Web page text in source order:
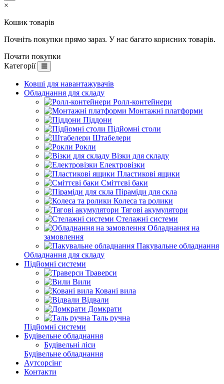
×
Кошик товарів
Почніть покупки прямо зараз. У нас багато корисних товарів.
Почати покупки
Категорії
Ковші для навантажувачів
Обладнання для складу
Ролл-контейнери
Монтажні платформи
Піддони
Підйомні столи
Штабелери
Рокли
Візки для складу
Електровізки
Пластикові ящики
Сміттєві баки
Піраміди для скла
Колеса та ролики
Тягові акумулятори
Стелажні системи
Обладнання на
замовлення
Пакувальне обладнання
Обладнання для складу
Підйомні системи
Траверси
Вили
Ковані вила
Відвали
Домкрати
Таль ручна
Підйомні системи
Будівельне обладнання
Будівельні ліси
Будівельне обладнання
Аутсорсінг
Контакти